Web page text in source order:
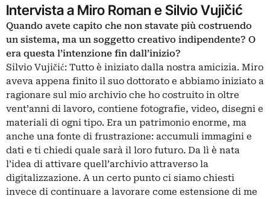
Intervista a Miro Roman e Silvio Vujičić
Quando avete capito che non stavate più costruendo
un sistema, ma un soggetto creativo indipendente? O
era questa l’intenzione fin dall’inizio?
Silvio Vujičić: Tutto è iniziato dalla nostra amicizia. Miro
aveva appena finito il suo dottorato e abbiamo iniziato a
ragionare sul mio archivio che ho costruito in oltre
vent’anni di lavoro, contiene fotografie, video, disegni e
materiali di ogni tipo. Era un patrimonio enorme, ma
anche una fonte di frustrazione: accumuli immagini e
dati e ti chiedi quale sarà il loro futuro. Da lì è nata
l’idea di attivare quell’archivio attraverso la
digitalizzazione. A un certo punto ci siamo chiesti
invece di continuare a lavorare come estensione di me